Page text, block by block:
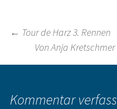
← Tour de Harz 3. Rennen
Von Anja
Kommentar